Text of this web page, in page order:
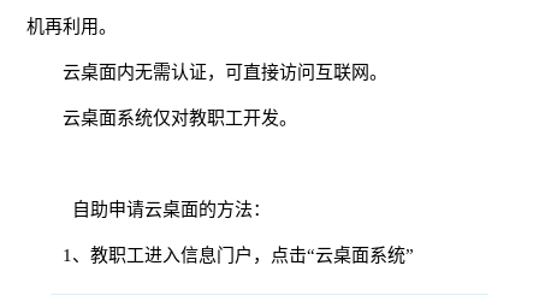
机再利用。
云桌面内无需认证，可直接访问互联网。
云桌面系统仅对教职工开发。
自助申请云桌面的方法：
1、教职工进入信息门户，点击“云桌面系统”